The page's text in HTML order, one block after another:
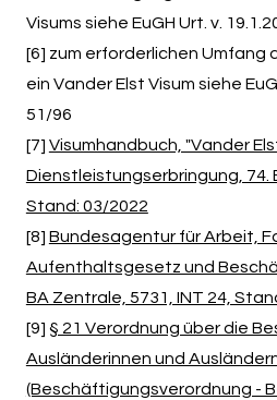
Visums siehe EuGH Urt. v.
[6] zum erforderlichen Umfang
ein Vander Elst Visum siehe
51/96
[7] Visumhandbuch, "Vander
Dienstleistungserbringung, 74.
Stand: 03/2022
[8] Bundesagentur für Arbeit,
Aufenthaltsgesetz und
BA Zentrale, 5731, INT 24,
[9] § 21 Verordnung über die
Ausländerinnen und
(Beschäftigungsverordnung -